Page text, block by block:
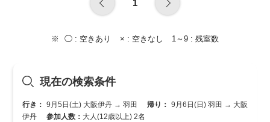
1
◯ : 空きあり × : 空きなし 1～9 : 残室数
現在の検索条件
行き： 9月5日(土) 大阪伊丹 → 羽田 帰り： 9月6日(日) 羽田 → 大阪
伊丹
参加人数： 大人(12歳以上) 2名